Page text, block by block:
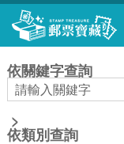
跳到主要內容區塊
依關鍵字查詢
>
依類別查詢